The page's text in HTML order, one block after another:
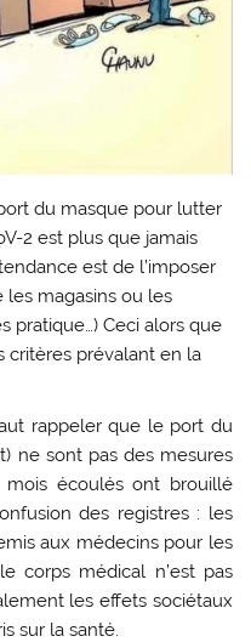
du masque pour lutter
2 est plus que jamais
est de l’imposer
magasins ou les
pratique…) Ceci alors que
critères prévalant en la
rappeler que le port du
ne sont pas des mesures
mois écoulés ont brouillé
des registres : les
aux médecins pour les
corps médical n’est pas
les effets sociétaux
sur la santé.